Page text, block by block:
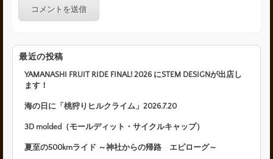
最近の投稿
YAMANASHI FRUIT RIDE FINAL! 2026 にSTEM DESIGNが出店し
ます！
海の日に「桃狩りヒルクライム」2026.7.20
3D molded（モールディット・サイクルキャップ）
夏至の500kmライド ～神社からの帰路 エピローグ～